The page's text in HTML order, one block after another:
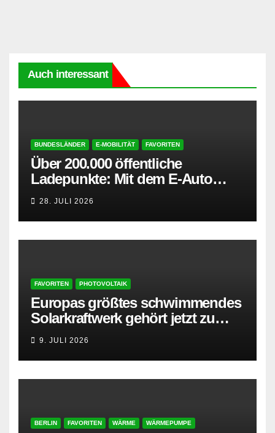
Auch interessant
BUNDESLÄNDER E-MOBILITÄT FAVORITEN
Über 200.000 öffentliche
Ladepunkte: Mit dem E-Auto
entspannt in den Sommerurlaub
28. JULI 2026
FAVORITEN PHOTOVOLTAIK
Europas größtes schwimmendes
Solarkraftwerk gehört jetzt zu
AMPYR
9. JULI 2026
BERLIN FAVORITEN WÄRME WÄRMEPUMPE